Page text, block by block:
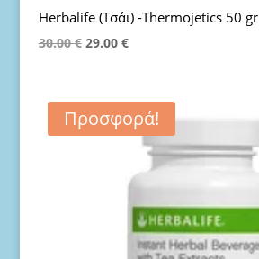
Herbalife (Τσάι) -Thermojetics 50 gr
30.00€ Original
30.00 €.
29.00 €Η
είναι:
29.00 €.
Προσφορά!